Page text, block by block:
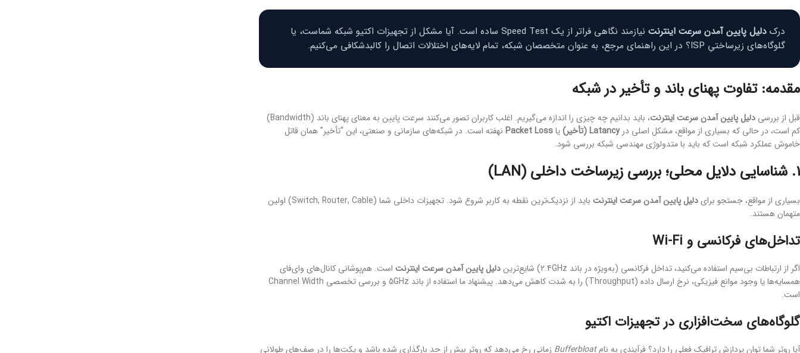
درک دلیل پایین آمدن سرعت اینترنت
نیازمند نگاهی فراتر از یک Speed Test ساده است. آیا مشکل از تجهیزات اکتیو شبکه شماست، یا
گلوگاه‌های زیرساختیِ ISP؟ در این راهنمای مرجع، به عنوان متخصصان شبکه، تمام لایه‌های اختلالات اتصال را کالبدشکافی می‌کنیم.
مقدمه: تفاوت پهنای باند و تأخیر در شبکه
قبل از بررسی دلیل پایین آمدن سرعت اینترنت
، باید بدانیم چه چیزی را اندازه می‌گیریم. اغلب کاربران تصور می‌کنند سرعت پایین به معنای پهنای باند (Bandwidth)
کم است، در حالی که بسیاری از مواقع، مشکل اصلی درLatancy (تأخیر) یاPacket Loss نهفته است. در شبکه‌های سازمانی و صنعتی، این “تأخیر” همان قاتل
خاموش عملکرد شبکه است که باید با متدولوژی مهندسی شبکه بررسی شود.
۱. شناسایی دلایل محلی؛ بررسی زیرساخت داخلی (LAN)
بسیاری از مواقع، جستجو برایدلیل پایین آمدن سرعت اینترنت
باید از نزدیک‌ترین نقطه به کاربر شروع شود. تجهیزات داخلی شما (Switch, Router, Cable) اولین
متهمان هستند.
تداخل‌های فرکانسی و Wi-Fi
اگر از ارتباطات بی‌سیم استفاده می‌کنید، تداخل فرکانسی (به‌ویژه در باند 2.4GHz) شایع‌ترین دلیل پایین آمدن سرعت اینترنت است. هم‌پوشانی کانال‌های وای‌فای
همسایه‌ها یا وجود موانع فیزیکی، نرخ ارسال داده (Throughput) را به شدت کاهش می‌دهد. پیشنهاد ما استفاده از باند 5GHz و بررسی تخصصی Channel Width
است.
گلوگاه‌های سخت‌افزاری در تجهیزات اکتیو
آیا روتر شما توان پردازش ترافیک فعلی را دارد؟ فرآیندی به نامBufferbloat زمانی رخ می‌دهد که روتر بیش از حد بارگذاری شده باشد و پکت‌ها را در صف‌های طولانی